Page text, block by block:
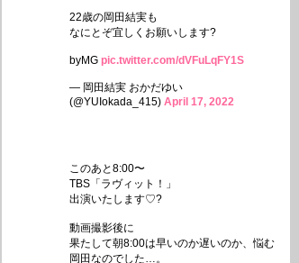
22歳の岡田結実も
なにとぞ宜しくお願いします?
byMG pic.twitter.com/dVFuLqFY1S
— 岡田結実 おかだゆい
(@YUIokada_415) April 17, 2022
このあと8:00〜
TBS「ラヴィット！」
出演いたします♡?
動画撮影後に
果たして朝8:00は早いのか遅いのか、悩む
岡田なのでした…。